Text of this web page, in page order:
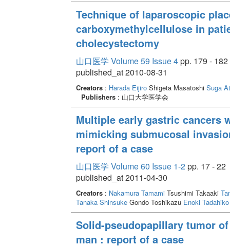
Technique of laparoscopic
carboxymethylcellulose in
cholecystectomy
山口医学 Volume 59 Issue 4pp. 179 - 182
published_at 2010-08-31
Creators: Harada EijiroShigeta Masatoshi Suga
Publishers: 山口大学医学会
Multiple early gastric cancers
mimicking submucosal
report of a case
山口医学 Volume 60 Issue 1-2pp. 17 - 22
published_at 2011-04-30
Creators: Nakamura TamamiTsushimi Takaaki
Tanaka ShinsukeGondo Toshikazu Enoki Tadahiko
Solid-pseudopapillary tumor
man : report of a case